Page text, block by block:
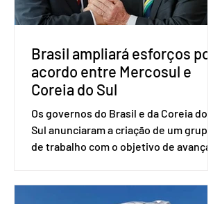
administração de empresas pela
Fundaç
Brasil ampliará esforços por
acordo entre Mercosul e
Coreia do Sul
Os governos do Brasil e da Coreia do
Sul anunciaram a criação de um grupo
de trabalho com o objetivo de avançar